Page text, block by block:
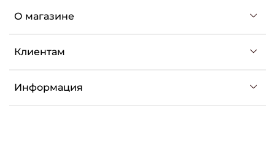
О магазине
Клиентам
Информация